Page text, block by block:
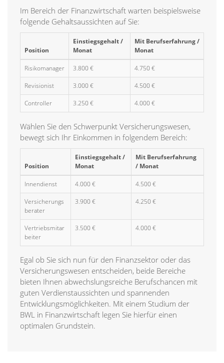
Im Bereich der Finanzwirtschaft warten beispielsweise
folgende Gehaltsaussichten auf Sie:
Position
Einstiegsgehalt /
Monat
Mit Berufserfahrung /
Monat
Risikomanager 3.800 € 4.750 €
Revisionist 3.000 € 4.500 €
Controller 3.250 € 4.000 €
Wählen Sie den Schwerpunkt Versicherungswesen,
bewegt sich Ihr Einkommen in folgendem Bereich:
Position
Einstiegsgehalt /
Monat
Mit Berufserfahrung
/ Monat
Innendienst 4.000 € 4.500 €
Versicherungs
berater
3.900 € 4.250 €
Vertriebsmitar
beiter
3.500 € 4.000 €
Egal ob Sie sich nun für den Finanzsektor oder das
Versicherungswesen entscheiden, beide Bereiche
bieten Ihnen abwechslungsreiche Berufschancen mit
guten Verdienstaussichten und spannenden
Entwicklungsmöglichkeiten. Mit einem Studium der
BWL in Finanzwirtschaft legen Sie hierfür einen
optimalen Grundstein.